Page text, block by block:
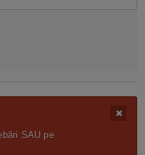
SAU pe